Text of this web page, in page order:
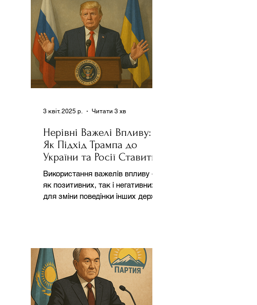
Нерівні Важелі Впливу:
Як Підхід Трампа до
України та Росії Ставить
під Сумнів Американську
Держполітику
Використання важелів впливу –
як позитивних, так і негативних –
для зміни поведінки інших держав
3 квіт. 2025 р. Читати 3 хв